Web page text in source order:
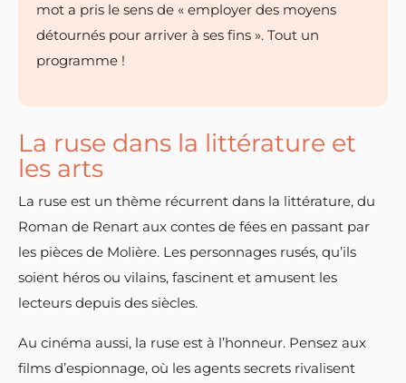
mot a pris le sens de « employer des moyens
détournés pour arriver à ses fins ». Tout un
programme !
La ruse dans la littérature et
les arts
La ruse est un thème récurrent dans la littérature, du
Roman de Renart aux contes de fées en passant par
les pièces de Molière. Les personnages rusés, qu’ils
soient héros ou vilains, fascinent et amusent les
lecteurs depuis des siècles.
Au cinéma aussi, la ruse est à l’honneur. Pensez aux
films d’espionnage, où les agents secrets rivalisent